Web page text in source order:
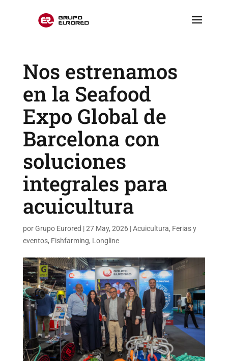
Nos estrenamos
en la Seafood
Expo Global de
Barcelona con
soluciones
integrales para
acuicultura
porGrupo Eurored |27 May, 2026|Acuicultura, Ferias y
eventos, Fishfarming, Longline